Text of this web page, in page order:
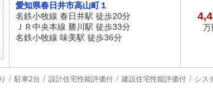
愛知県春日井市高山町１
名鉄小牧線 春日井駅 徒歩20分
ＪＲ中央本線 勝川駅 徒歩33分
名鉄小牧線 味美駅 徒歩36分
万
駐車2台 設計住宅性能評価付 建設住宅性能評価付 シス